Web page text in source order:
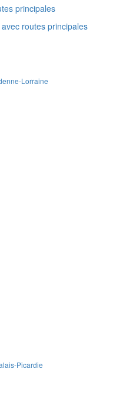
principales
routes principales
Lorraine
Picardie